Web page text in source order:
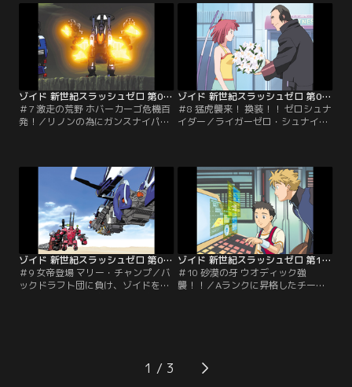
ライガーゼロの為に用意した3つの
パーツを吟味していた。そこへハリ
ーが現れ、再びチーム・ブリッツに
試合を申し込む。いよいよ試合当
日。ジャックはライトニングサイク
スの足手まといにならないよう…。
【提供：バンダイチャンネル】
ったリノンはご機嫌ナナメ。早速ゾ
イドバトル連盟から再試合の通達が
来るが、ディバイソンが戦闘不能の
ため、ジェミーがプテラスで出撃す
ることに。【提供：バンダイチャン
ネル】
ゾイド 新世紀スラッシュゼロ 第07話
＃7 激走の荒野 ホバーカーゴ危機百
発！／リノンの為にガンスナイパー
走族、サンドスティングレイ。警察
ですら手を焼く彼らだが、ビット達
にあっけなくやられ、留置所入り。
そのことを知ったサンドスティング
レイのリーダー、マクネアは、警察
を襲撃して仲間を助け出し…。【提
供：バンダイチャンネル】
ゾイド 新世紀スラッシュゼロ 第08話
＃8 猛虎襲来！ 換装！！ ゼロシュナ
イダー／ライガーゼロ・シュナイダ
ット。だがトロス博士の見解は「シ
ュナイダーは完璧だが、まだその真
の力を発揮していない」。一方、チ
ーム・ブリッツに負けて以来連敗続
きのチーム・タイガースの面々がビ
ットとバラッド…。【提供：バンダ
イチャンネル】
ゾイド 新世紀スラッシュゼロ 第09話
＃9 女帝登場 マリー・チャンプ／バ
ックドラフト団に負け、ゾイドを奪
た。「ゾイドバトルのチャンピオン
になるまでは帰らない」と言い切る
ゾイド 新世紀スラッシュゼロ 第10話
＃10 砂漠の牙 ウオディック強
襲！！／Aランクに昇格したチー
術担当のジェミーはコンピューター
でシミュレーションを行うが、結果
1